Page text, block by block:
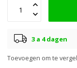
3 a 4 dagen
Toevoegen om te